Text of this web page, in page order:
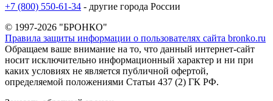
+7 (800) 550-61-34 - другие города России
© 1997-2026 "БРОНКО"
Правила защиты информации о пользователях сайта bronko.ru
Обращаем ваше внимание на то, что данный интернет-сайт
носит исключительно информационный характер и ни при
каких условиях не является публичной офертой,
определяемой положениями Статьи 437 (2) ГК РФ.